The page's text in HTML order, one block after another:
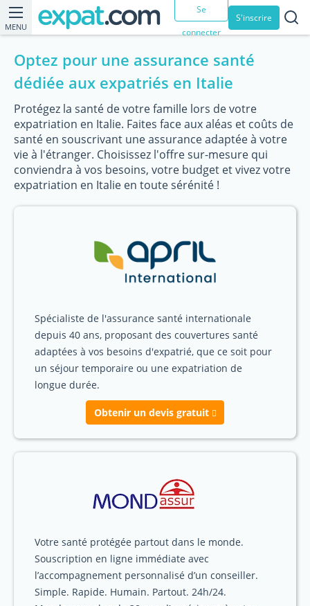
MENU
Se
connecter
S'inscrire
Optez pour une assurance santé
dédiée aux expatriés en Italie
Protégez la santé de votre famille lors de votre
expatriation en Italie. Faites face aux aléas et coûts de
santé en souscrivant une assurance adaptée à votre
vie à l'étranger. Choisissez l'offre sur-mesure qui
conviendra à vos besoins, votre budget et vivez votre
expatriation en Italie en toute sérénité !
Spécialiste de l'assurance santé internationale
depuis 40 ans, proposant des couvertures santé
adaptées à vos besoins d'expatrié, que ce soit pour
un séjour temporaire ou une expatriation de
longue durée.
Obtenir un devis gratuit
Votre santé protégée partout dans le monde.
Souscription en ligne immédiate avec
l’accompagnement personnalisé d’un conseiller.
Simple. Rapide. Humain. Partout. 24h/24.